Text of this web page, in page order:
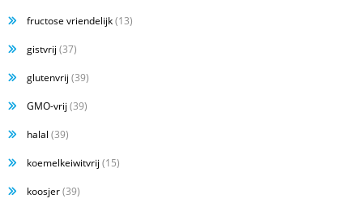
fructose vriendelijk(13)
gistvrij (37)
glutenvrij (39)
GMO-vrij (39)
halal (39)
koemelkeiwitvrij (15)
koosjer(39)